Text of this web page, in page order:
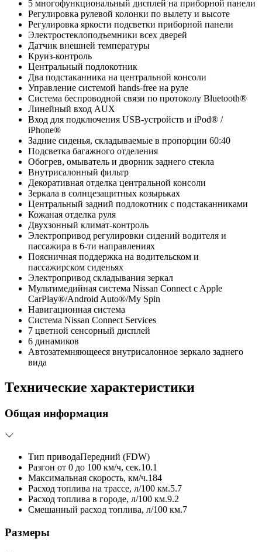
5 многофункциональный дисплей на приборной панели
Регулировка рулевой колонки по вылету и высоте
Регулировка яркости подсветки приборной панели
Электростеклоподъемники всех дверей
Датчик внешней температуры
Круиз-контроль
Центральный подлокотник
Два подстаканника на центральной консоли
Управление системой hands-free на руле
Система беспроводной связи по протоколу Bluetooth®
Линейный вход AUX
Вход для подключения USB-устройств и iPod® /
iPhone®
Задние сиденья, складываемые в пропорции 60:40
Подсветка багажного отделения
Обогрев, омыватель и дворник заднего стекла
Внутрисалонный фильтр
Декоративная отделка центральной консоли
Зеркала в солнцезащитных козырьках
Центральный задний подлокотник с подстаканниками
Кожаная отделка руля
Двухзонный климат-контроль
Электропривод регулировки сидений водителя и
пассажира в 6-ти направлениях
Поясничная поддержка на водительском и
пассажирском сиденьях
Электропривод складывания зеркал
Мультимедийная система Nissan Connect c Apple
CarPlay®/Android Auto®/My Spin
Навигационная система
Система Nissan Connect Services
7 цветной сенсорный дисплей
6 динамиков
Автозатемняющееся внутрисалонное зеркало заднего
вида
Технические характеристики
Общая информация
Тип приводаПередний (FDW)
Разгон от 0 до 100 км/ч, сек.10.1
Максимальная скорость, км/ч.184
Расход топлива на трассе, л/100 км.5.7
Расход топлива в городе, л/100 км.9.2
Смешанный расход топлива, л/100 км.7
Размеры